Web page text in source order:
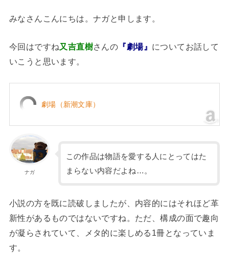
みなさんこんにちは。ナガと申します。
今回はですね又吉直樹さんの 『劇場』 についてお話して
いこうと思います。
劇場（新潮文庫）
ナガ
この作品は物語を愛する人にとってはた
まらない内容だよね…。
小説の方を既に読破しましたが、内容的にはそれほど革
新性があるものではないですね。ただ、構成の面で趣向
が凝らされていて、メタ的に楽しめる1冊となっていま
す。